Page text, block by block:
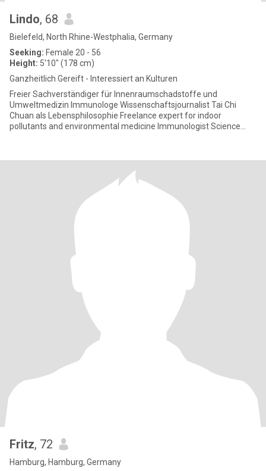
Lindo, 68
Bielefeld, North Rhine-Westphalia, Germany
Seeking: Female 20 - 56
Height: 5'10" (178 cm)
Ganzheitlich Gereift - Interessiert an Kulturen
Freier Sachverständiger für Innenraumschadstoffe und
Umweltmedizin Immunologe Wissenschaftsjournalist Tai Chi
Chuan als Lebensphilosophie Freelance expert for indoor
pollutants and environmental medicine Immunologist Science
Fritz, 72
Hamburg, Hamburg, Germany